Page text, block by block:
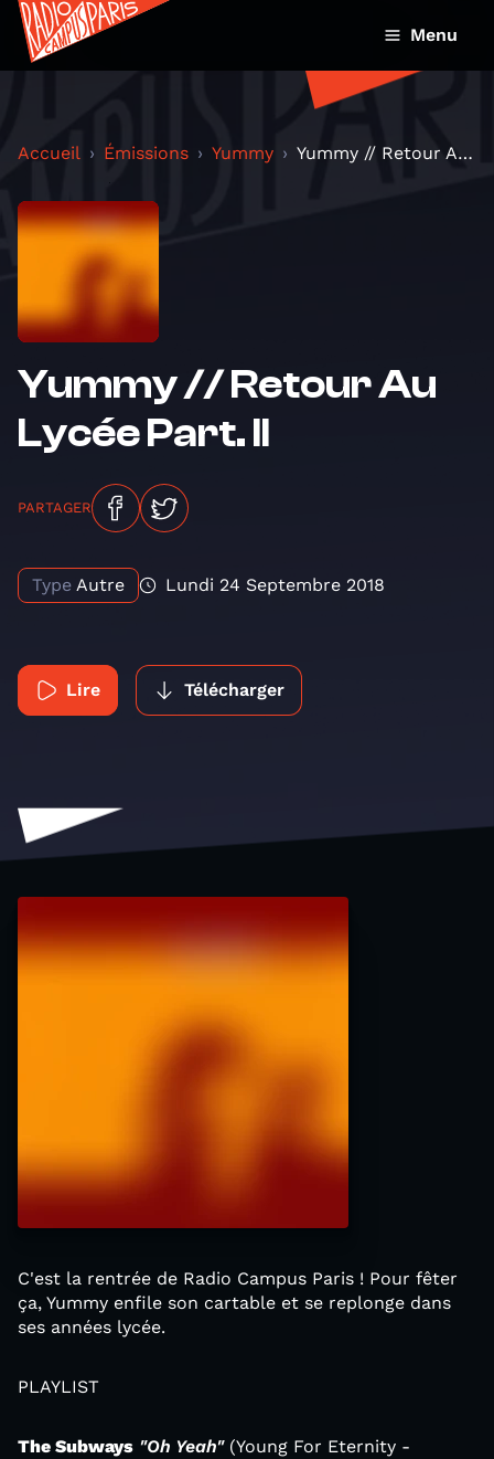
Menu
Accueil Émissions Yummy Yummy // Retour Au Lycée Part. II
Yummy // Retour Au
Lycée Part. II
PARTAGER
Type Autre Lundi 24 Septembre 2018
Lire Télécharger
C'est la rentrée de Radio Campus Paris ! Pour fêter
ça, Yummy enfile son cartable et se replonge dans
ses années lycée.
PLAYLIST
The Subways "Oh Yeah" (Young For Eternity -